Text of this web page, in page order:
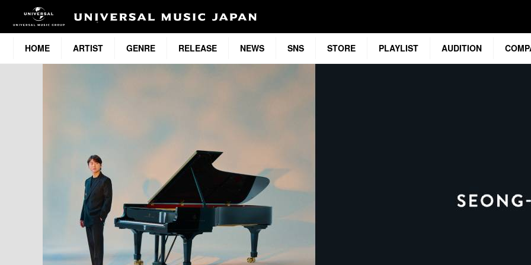
HOME ARTIST GENRE RELEASE NEWS SNS STORE PLAYLIST AUDITION